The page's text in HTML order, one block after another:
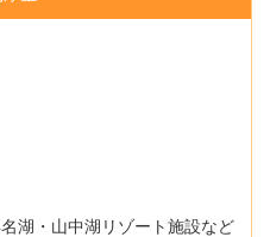
湖・山中湖リゾート施設など